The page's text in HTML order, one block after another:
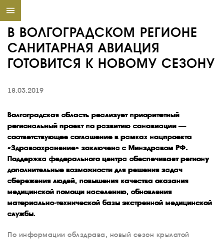
В ВОЛГОГРАДСКОМ РЕГИОНЕ
САНИТАРНАЯ АВИАЦИЯ
ГОТОВИТСЯ К НОВОМУ СЕЗОНУ
18.03.2019
Волгоградская область реализует приоритетный
региональный проект по развитию санавиации —
соответствующее соглашение в рамках нацпроекта
«Здравоохранение» заключено с Минздравом РФ.
Поддержка федерального центра обеспечивает региону
дополнительные возможности для решения задач
сбережения людей, повышения качества оказания
медицинской помощи населению, обновления
материально-технической базы экстренной медицинской
службы.
По информации облздрава, новый сезон крылатой